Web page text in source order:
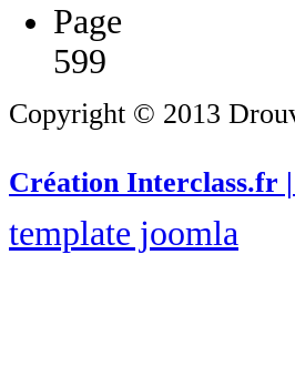
Page
599
Copyright © 2013
Création Interclass.fr
template joomla